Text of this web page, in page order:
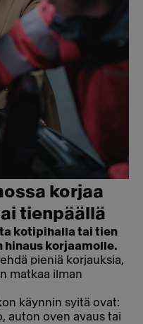
korjaa
tienpäällä
kotipihalla tai tien
hinaus korjaamolle.
pieniä korjauksia,
matkaa ilman
käynnin syitä ovat:
auton oven avaus tai